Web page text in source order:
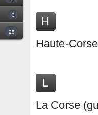
3
25
H
Haute-
L
La Corse